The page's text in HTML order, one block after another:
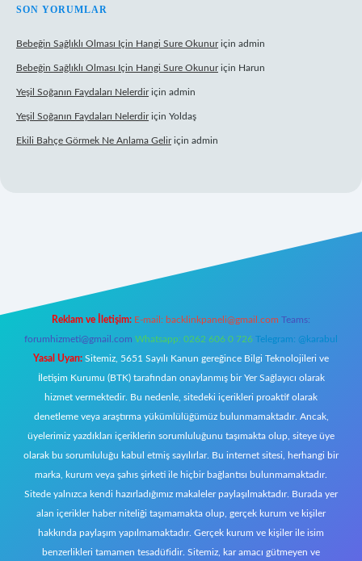
SON YORUMLAR
Bebeğin Sağlıklı Olması Için Hangi Sure Okunuriçin admin
Bebeğin Sağlıklı Olması Için Hangi Sure Okunuriçin Harun
Yeşil Soğanın Faydaları Nelerdiriçin admin
Yeşil Soğanın Faydaları Nelerdiriçin Yoldaş
Ekili Bahçe Görmek Ne Anlama Geliriçin admin
Reklam ve İletişim: E-mail: backlinkpaneli@gmail.com Teams:
forumhizmeti@gmail.com Whatsapp: 0262 606 0 726 Telegram: @karabul
Yasal Uyarı: Sitemiz, 5651 Sayılı Kanun gereğince Bilgi Teknolojileri ve
İletişim Kurumu (BTK) tarafından onaylanmış bir Yer Sağlayıcı olarak
hizmet vermektedir. Bu nedenle, sitedeki içerikleri proaktif olarak
denetleme veya araştırma yükümlülüğümüz bulunmamaktadır. Ancak,
üyelerimiz yazdıkları içeriklerin sorumluluğunu taşımakta olup, siteye üye
olarak bu sorumluluğu kabul etmiş sayılırlar. Bu internet sitesi, herhangi bir
marka, kurum veya şahıs şirketi ile hiçbir bağlantısı bulunmamaktadır.
Sitede yalnızca kendi hazırladığımız makaleler paylaşılmaktadır. Burada yer
alan içerikler haber niteliği taşımamakta olup, gerçek kurum ve kişiler
hakkında paylaşım yapılmamaktadır. Gerçek kurum ve kişiler ile isim
benzerlikleri tamamen tesadüfidir. Sitemiz, kar amacı gütmeyen ve